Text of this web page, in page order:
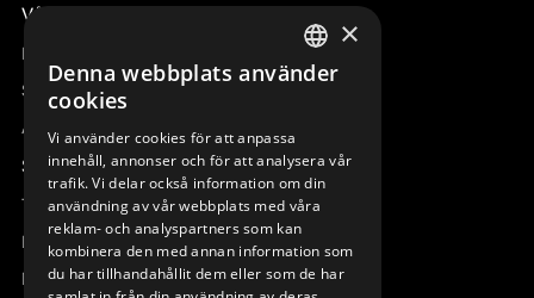
Våra radiostyrningar – översikt
Remotus
Sesam
Access_Ctrl
Support
Teknisk support
Boka service
Manualer och videoinstruktioner
SWEDISH
DEUTSCH
×
Denna webbplats använder
cookies
Vi använder cookies för att anpassa
innehåll, annonser och för att analysera vår
trafik. Vi delar också information om din
användning av vår webbplats med våra
reklam- och analyspartners som kan
kombinera den med annan information som
du har tillhandahållit dem eller som de har